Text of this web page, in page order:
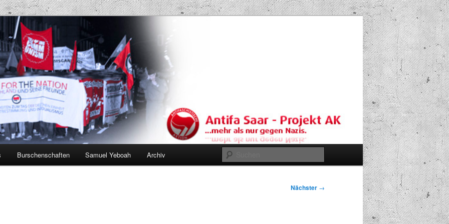
AK
Burschenschaften Samuel Yeboah Archiv
Nächster →